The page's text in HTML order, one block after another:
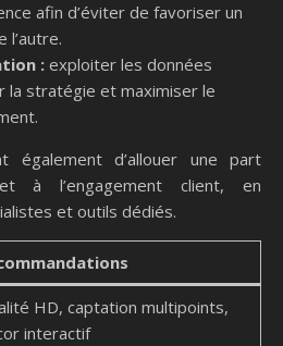
afin d’éviter de favoriser un
l’autre.
: exploiter les données
la stratégie et maximiser le
également d’allouer une part
à l’engagement client, en
et outils dédiés.
HD, captation multipoints,
interactif